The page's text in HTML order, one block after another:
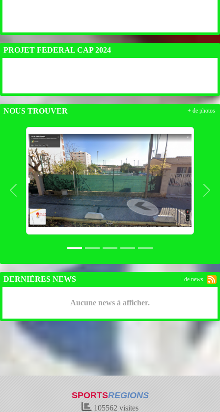
PROJET FEDERAL CAP 2024
NOUS TROUVER
Précedent
+ de photos
DERNIÈRES NEWS
Aucune news à afficher.
+ de news
SPORTSREGIONS
105562 visites